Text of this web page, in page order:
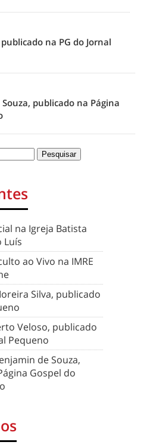
na PG do Jornal
publicado na Página
na Igreja Batista
Luís
ao Vivo na IMRE
Silva, publicado
Veloso, publicado
Pequeno
de Souza,
Gospel do